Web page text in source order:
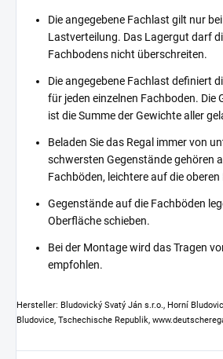
Die angegebene Fachlast gilt nur
Lastverteilung. Das Lagergut darf
Fachbodens nicht überschreiten.
Die angegebene Fachlast definiert
für jeden einzelnen Fachboden. Die
ist die Summe der Gewichte aller
Beladen Sie das Regal immer von
schwersten Gegenstände gehören
Fachböden, leichtere auf die
Gegenstände auf die Fachböden
Oberfläche schieben.
Bei der Montage wird das Tragen
empfohlen.
Hersteller: Bludovický Svatý Ján s.r.o., Horní
Bludovice, Tschechische Republik,